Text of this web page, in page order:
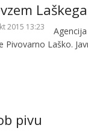
2015 13:23
Pivovarno Laško.
pivu